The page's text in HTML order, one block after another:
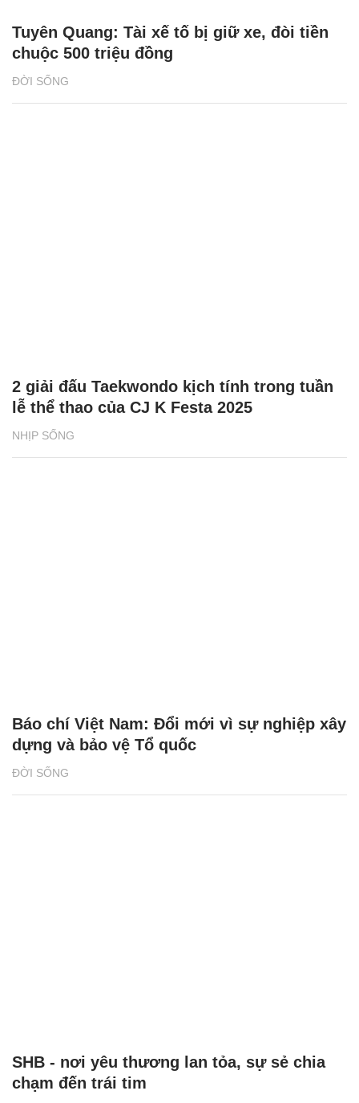
ĐỜI SỐNG
Tuyên Quang: Tài xế tố bị giữ xe, đòi tiền
chuộc 500 triệu đồng
NHỊP SỐNG
2 giải đấu Taekwondo kịch tính trong tuần
lễ thể thao của CJ K Festa 2025
ĐỜI SỐNG
Báo chí Việt Nam: Đổi mới vì sự nghiệp xây
dựng và bảo vệ Tổ quốc
SHB - nơi yêu thương lan tỏa, sự sẻ chia
chạm đến trái tim